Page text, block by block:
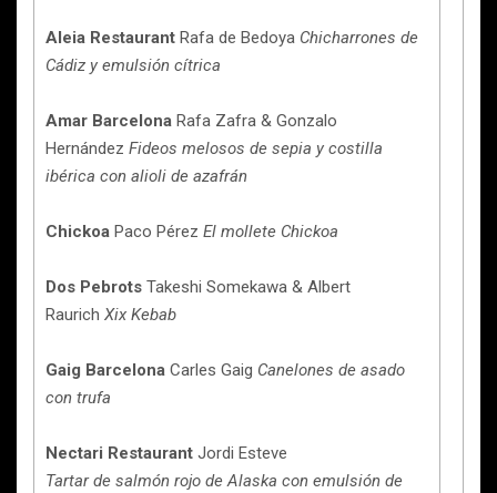
Aleia Restaurant Rafa de Bedoya Chicharrones de
Cádiz y emulsión cítrica
Amar Barcelona Rafa Zafra & Gonzalo
Hernández Fideos melosos de sepia y costilla
ibérica con alioli de azafrán
Chickoa Paco Pérez El mollete Chickoa
Dos Pebrots Takeshi Somekawa & Albert
Raurich Xix Kebab
Gaig Barcelona Carles Gaig Canelones de asado
con trufa
Nectari Restaurant Jordi Esteve
Tartar de salmón rojo de Alaska con emulsión de